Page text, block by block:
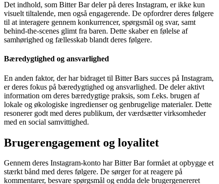
Det indhold, som Bitter Bar deler på deres Instagram, er ikke kun
visuelt tiltalende, men også engagerende. De opfordrer deres følgere
til at interagere gennem konkurrencer, spørgsmål og svar, samt
behind-the-scenes glimt fra baren. Dette skaber en følelse af
samhørighed og fællesskab blandt deres følgere.
Bæredygtighed og ansvarlighed
En anden faktor, der har bidraget til Bitter Bars succes på Instagram,
er deres fokus på bæredygtighed og ansvarlighed. De deler aktivt
information om deres bæredygtige praksis, som f.eks. brugen af
lokale og økologiske ingredienser og genbrugelige materialer. Dette
resonerer godt med deres publikum, der værdsætter virksomheder
med en social samvittighed.
Brugerengagement og loyalitet
Gennem deres Instagram-konto har Bitter Bar formået at opbygge et
stærkt bånd med deres følgere. De sørger for at reagere på
kommentarer, besvare spørgsmål og endda dele brugergenereret